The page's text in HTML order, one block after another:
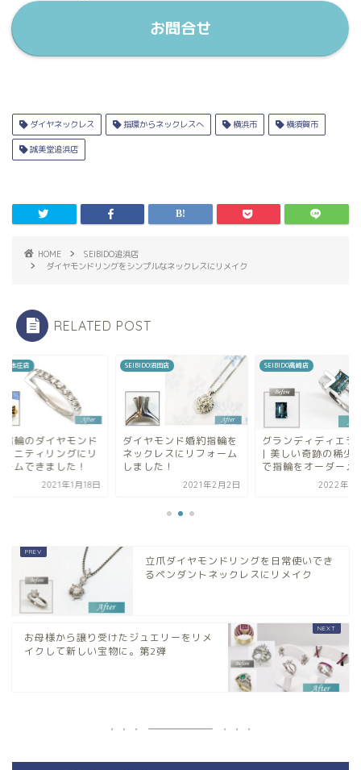
お問合せ
ダイヤネックレス 指環からネックレスへ 横浜市 横須賀市
誠美堂追浜店
HOME
SEIBIDO追浜店
ダイヤモンドリングをシンプルなネックレスにリメイク
RELATED POST
本庄店
指輪のダイヤモンド
タニティリングにリ
ームできました！
2021年1月18日
SEIBIDO沼田店
ダイヤモンド婚約指輪を
ネックレスにリフォーム
しました！
2021年2月2日
SEIBIDO高崎店
グランディディエラ
| 美しい奇跡の稀少
で指輪をオーダーメ
2022年8
立爪ダイヤモンドリングを日常使いでき
るペンダントネックレスにリメイク
お母様から譲り受けたジュエリーをリメ
イクして新しい宝物に。第2弾